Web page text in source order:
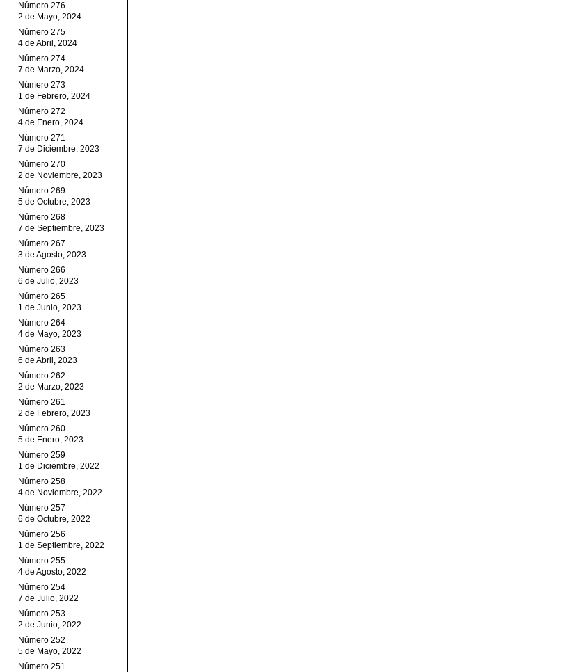
Número 276
2 de Mayo, 2024
Número 275
4 de Abril, 2024
Número 274
7 de Marzo, 2024
Número 273
1 de Febrero, 2024
Número 272
4 de Enero, 2024
Número 271
7 de Diciembre, 2023
Número 270
2 de Noviembre, 2023
Número 269
5 de Octubre, 2023
Número 268
7 de Septiembre, 2023
Número 267
3 de Agosto, 2023
Número 266
6 de Julio, 2023
Número 265
1 de Junio, 2023
Número 264
4 de Mayo, 2023
Número 263
6 de Abril, 2023
Número 262
2 de Marzo, 2023
Número 261
2 de Febrero, 2023
Número 260
5 de Enero, 2023
Número 259
1 de Diciembre, 2022
Número 258
4 de Noviembre, 2022
Número 257
6 de Octubre, 2022
Número 256
1 de Septiembre, 2022
Número 255
4 de Agosto, 2022
Número 254
7 de Julio, 2022
Número 253
2 de Junio, 2022
Número 252
5 de Mayo, 2022
Número 251